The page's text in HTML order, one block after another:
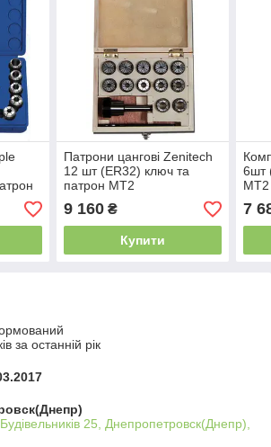
Патрони цангові Zenitech
12 шт (ER32) ключ та
патрон МТ2
9 160₴
Купити
6шт
МТ2
7
за останній рік
25, Днепропетровск(Днепр),